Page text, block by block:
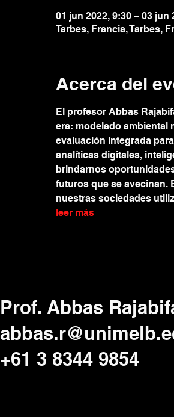
01 jun 2022, 9:30 – 03 jun
Tarbes, Francia, Tarbes,
Acerca del
El profesor Abbas
era: modelado ambiental
evaluación integrada
analíticas digitales,
brindarnos
futuros que se avecinan.
nuestras sociedades
leer más
Prof. Abbas
+61 3 8344 9854